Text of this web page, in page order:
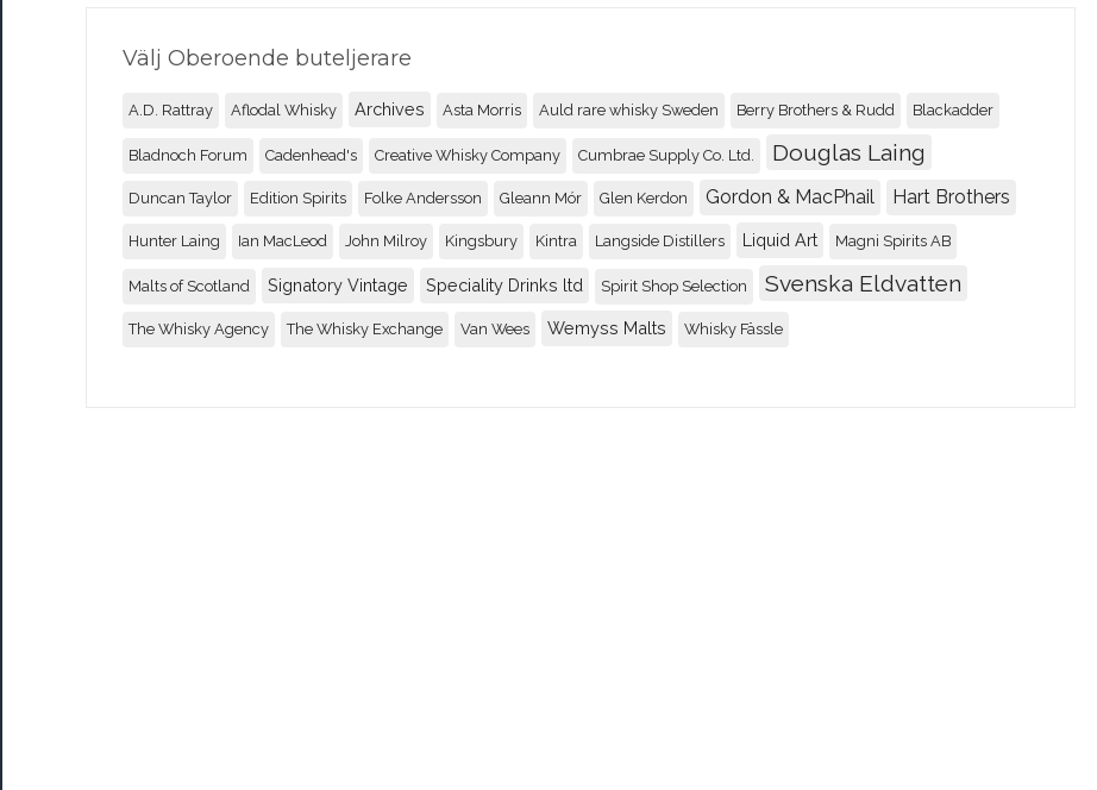
Välj Oberoende buteljerare
A.D. Rattray Aflodal Whisky Archives Asta Morris Auld rare whisky Sweden Berry Brothers & Rudd Blackadder
Bladnoch Forum Cadenhead's Creative Whisky Company Cumbrae Supply Co. Ltd. Douglas Laing
Duncan Taylor Edition Spirits Folke Andersson Gleann Mór Glen Kerdon Gordon & MacPhail Hart Brothers
Hunter Laing Ian MacLeod John Milroy Kingsbury Kintra Langside Distillers Liquid Art Magni Spirits AB
Malts of Scotland Signatory Vintage Speciality Drinks ltd Spirit Shop Selection Svenska Eldvatten
The Whisky Agency The Whisky Exchange Van Wees Wemyss Malts Whisky Fässle
Glen Garioch 15 renaissance
Recenserad av